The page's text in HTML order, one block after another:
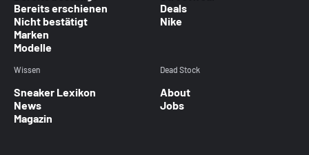
Bereits erschienen
Nicht bestätigt
Marken
Modelle
Deals
Nike
Wissen
Sneaker Lexikon
News
Magazin
Dead Stock
About
Jobs